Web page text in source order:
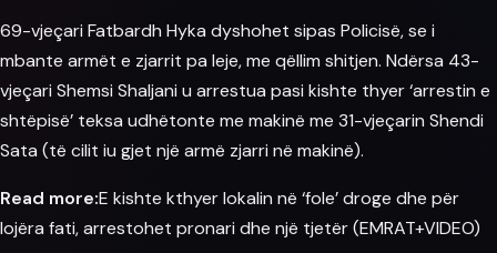
69-vjeçari Fatbardh Hyka dyshohet sipas Policisë, se i
mbante armët e zjarrit pa leje, me qëllim shitjen. Ndërsa 43-
vjeçari Shemsi Shaljani u arrestua pasi kishte thyer ‘arrestin e
shtëpisë’ teksa udhëtonte me makinë me 31-vjeçarin Shendi
Sata (të cilit iu gjet një armë zjarri në makinë).
Read more:E kishte kthyer lokalin në ‘fole’ droge dhe për
lojëra fati, arrestohet pronari dhe një tjetër (EMRAT+VIDEO)